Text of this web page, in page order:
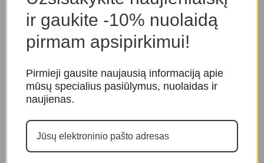
Raktų pakabukas „Buda”
Amuletai, papuošalai
Raktų pakabukas „Buda”
pakabukai
ir gaukite -10% nuolaidą
pirmam apsipirkimui!
Pirmieji gausite naujausią informaciją apie
mūsų specialius pasiūlymus, nuolaidas ir
naujienas.